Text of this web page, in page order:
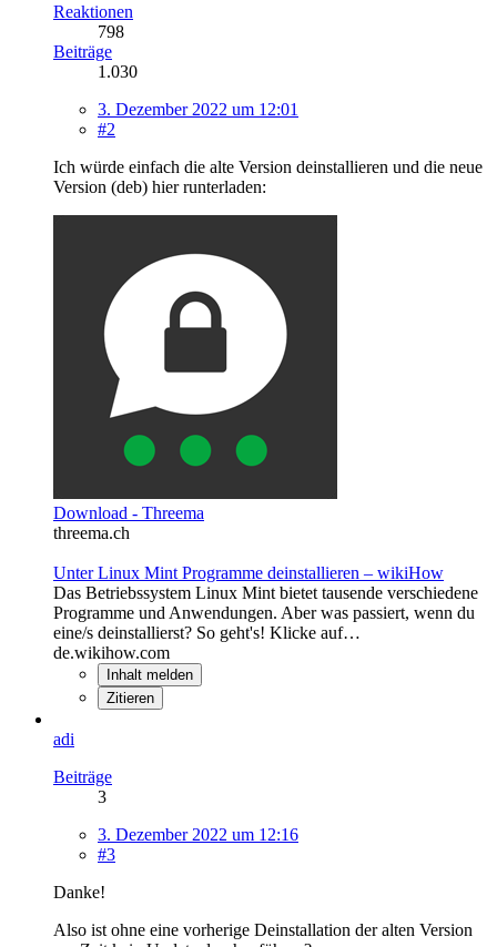
Reaktionen
798
Beiträge
1.030
3. Dezember 2022 um 12:01
#2
Ich würde einfach die alte Version deinstallieren und die neue
Version (deb) hier runterladen:
Download - Threema
threema.ch
Unter Linux Mint Programme deinstallieren – wikiHow
Das Betriebssystem Linux Mint bietet tausende verschiedene
Programme und Anwendungen. Aber was passiert, wenn du
eine/s deinstallierst? So geht's! Klicke auf…
de.wikihow.com
Inhalt melden
Zitieren
adi
Beiträge
3
3. Dezember 2022 um 12:16
#3
Danke!
Also ist ohne eine vorherige Deinstallation der alten Version